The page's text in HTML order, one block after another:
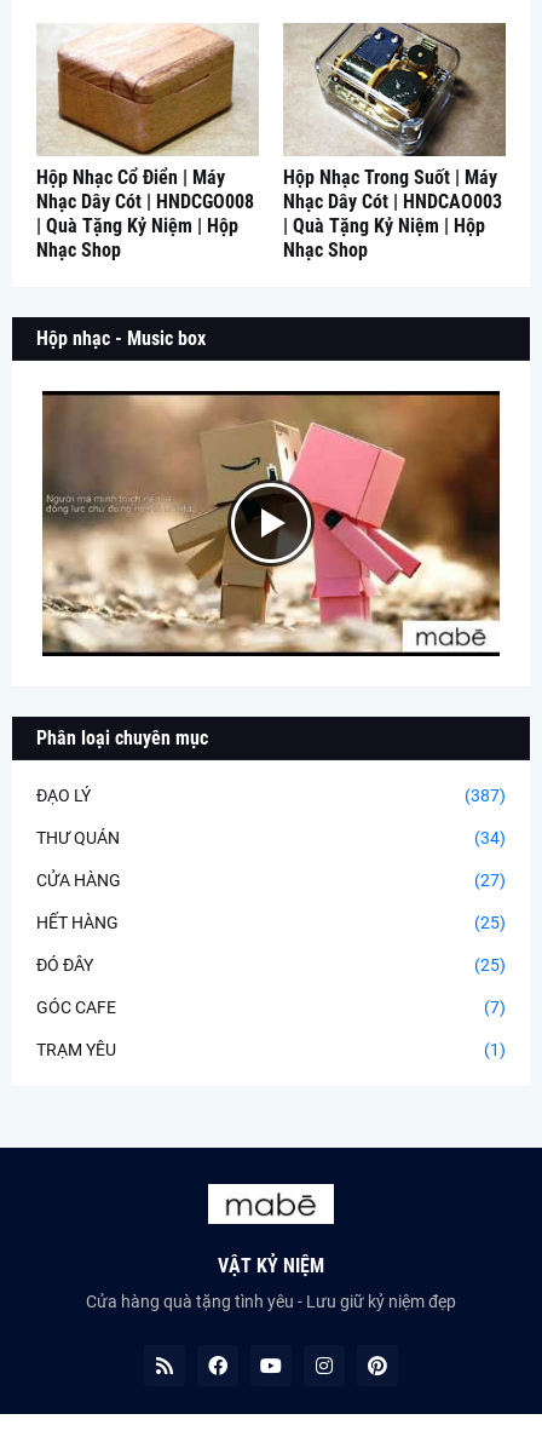
Hộp Nhạc Cổ Điển | Máy
Nhạc Dây Cót | HNDCGO008
| Quà Tặng Kỷ Niệm | Hộp
Nhạc Shop
Hộp Nhạc Trong Suốt | Máy
Nhạc Dây Cót | HNDCAO003
| Quà Tặng Kỷ Niệm | Hộp
Nhạc Shop
Hộp nhạc - Music box
Phân loại chuyên mục
ĐẠO LÝ (387)
THƯ QUÁN (34)
CỬA HÀNG (27)
HẾT HÀNG (25)
ĐÓ ĐÂY (25)
GÓC CAFE (7)
TRẠM YÊU (1)
VẬT KỶ NIỆM
Cửa hàng quà tặng tình yêu - Lưu giữ kỷ niệm đẹp